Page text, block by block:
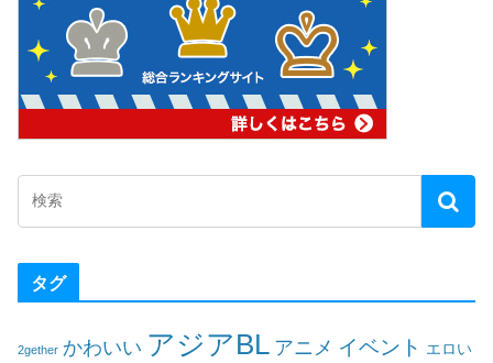
タグ
2gether かわいい アジアBL アニメ イベント エロい